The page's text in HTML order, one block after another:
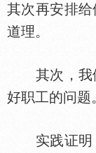
其次再安排
道理。
其次，我们
好职工的问题
实践证明